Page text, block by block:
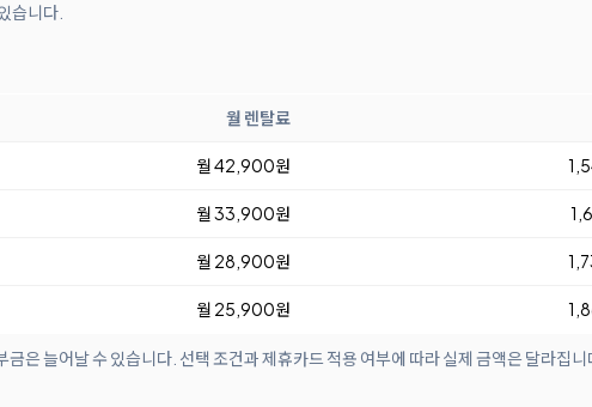
습니다.
월 렌탈료
월 42,900원
월 33,900원
월 28,900원
월 25,900원
은 늘어날 수 있습니다. 선택 조건과 제휴카드 적용 여부에 따라 실제 금액은 달라집니